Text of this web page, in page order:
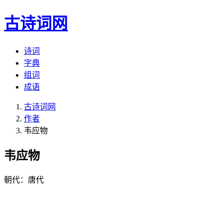
古诗词网
诗词
字典
组词
成语
古诗词网
作者
韦应物
韦应物
朝代：唐代